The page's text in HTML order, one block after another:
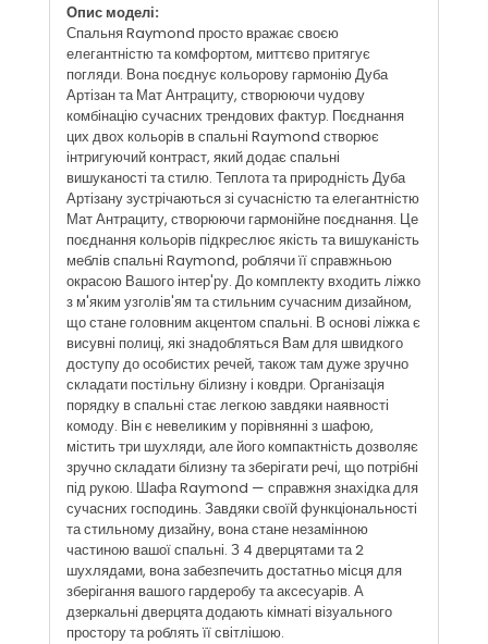
Опис моделі:
Спальня Raymond просто вражає своєю
елегантністю та комфортом, миттєво притягує
погляди. Вона поєднує кольорову гармонію Дуба
Артізан та Мат Антрациту, створюючи чудову
комбінацію сучасних трендових фактур. Поєднання
цих двох кольорів в спальні Raymond створює
інтригуючий контраст, який додає спальні
вишуканості та стилю. Теплота та природність Дуба
Артізану зустрічаються зі сучасністю та елегантністю
Мат Антрациту, створюючи гармонійне поєднання. Це
поєднання кольорів підкреслює якість та вишуканість
меблів спальні Raymond, роблячи її справжньою
окрасою Вашого інтер'ру. До комплекту входить ліжко
з м'яким узголів'ям та стильним сучасним дизайном,
що стане головним акцентом спальні. В основі ліжка є
висувні полиці, які знадобляться Вам для швидкого
доступу до особистих речей, також там дуже зручно
складати постільну білизну і ковдри. Організація
порядку в спальні стає легкою завдяки наявності
комоду. Він є невеликим у порівнянні з шафою,
містить три шухляди, але його компактність дозволяє
зручно складати білизну та зберігати речі, що потрібні
під рукою. Шафа Raymond — справжня знахідка для
сучасних господинь. Завдяки своїй функціональності
та стильному дизайну, вона стане незамінною
частиною вашої спальні. З 4 дверцятами та 2
шухлядами, вона забезпечить достатньо місця для
зберігання вашого гардеробу та аксесуарів. А
дзеркальні дверцята додають кімнаті візуального
простору та роблять її світлішою.